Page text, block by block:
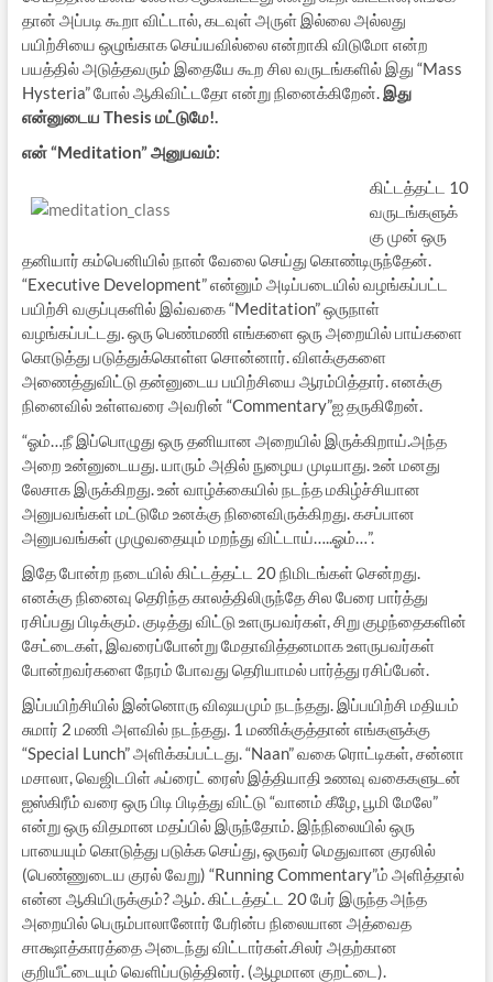
தான் அப்படி கூறா விட்டால், கடவுள் அருள் இல்லை அல்லது
பயிற்சியை ஒழுங்காக செய்யவில்லை என்றாகி விடுமோ என்ற
பயத்தில் அடுத்தவரும் இதையே கூற சில வருடங்களில் இது “Mass
Hysteria” போல் ஆகிவிட்டதோ என்று நினைக்கிறேன்.இது
என்னுடைய Thesis மட்டுமே!.
என் “Meditation” அனுபவம்:
கிட்டத்தட்ட 10
வருடங்களுக்
கு முன் ஒரு
தனியார் கம்பெனியில் நான் வேலை செய்து கொண்டிருந்தேன்.
“Executive Development” என்னும் அடிப்படையில் வழங்கப்பட்ட
பயிற்சி வகுப்புகளில் இவ்வகை “Meditation” ஒருநாள்
வழங்கப்பட்டது. ஒரு பெண்மணி எங்களை ஒரு அறையில் பாய்களை
கொடுத்து படுத்துக்கொள்ள சொன்னார். விளக்குகளை
அணைத்துவிட்டு தன்னுடைய பயிற்சியை ஆரம்பித்தார். எனக்கு
நினைவில் உள்ளவரை அவரின் “Commentary”ஐ தருகிறேன்.
“ஓம்…நீ இப்பொழுது ஒரு தனியான அறையில் இருக்கிறாய்.அந்த
அறை உன்னுடையது. யாரும் அதில் நுழைய முடியாது. உன் மனது
லேசாக இருக்கிறது. உன் வாழ்க்கையில் நடந்த மகிழ்ச்சியான
அனுபவங்கள் மட்டுமே உனக்கு நினைவிருக்கிறது. கசப்பான
அனுபவங்கள் முழுவதையும் மறந்து விட்டாய்…..ஓம்…”.
இதே போன்ற நடையில் கிட்டத்தட்ட 20 நிமிடங்கள் சென்றது.
எனக்கு நினைவு தெரிந்த காலத்திலிருந்தே சில பேரை பார்த்து
ரசிப்பது பிடிக்கும். குடித்து விட்டு உளருபவர்கள், சிறு குழந்தைகளின்
சேட்டைகள், இவரைப்போன்று மேதாவித்தனமாக உளருபவர்கள்
போன்றவர்களை நேரம் போவது தெரியாமல் பார்த்து ரசிப்பேன்.
இப்பயிற்சியில் இன்னொரு விஷயமும் நடந்தது. இப்பயிற்சி மதியம்
சுமார் 2 மணி அளவில் நடந்தது. 1 மணிக்குத்தான் எங்களுக்கு
“Special Lunch” அளிக்கப்பட்டது. “Naan” வகை ரொட்டிகள், சன்னா
மசாலா, வெஜிடபிள் ஃப்ரைட் ரைஸ் இத்தியாதி உணவு வகைகளுடன்
ஐஸ்கிரீம் வரை ஒரு பிடி பிடித்து விட்டு “வானம் கீழே, பூமி மேலே”
என்று ஒரு விதமான மதப்பில் இருந்தோம். இந்நிலையில் ஒரு
பாயையும் கொடுத்து படுக்க செய்து, ஒருவர் மெதுவான குரலில்
(பெண்ணுடைய குரல் வேறு) “Running Commentary”ம் அளித்தால்
என்ன ஆகியிருக்கும்? ஆம். கிட்டத்தட்ட 20 பேர் இருந்த அந்த
அறையில் பெரும்பாலானோர் பேரின்ப நிலையான அத்வைத
சாக்ஷாத்காரத்தை அடைந்து விட்டார்கள்.சிலர் அதற்கான
குறியீட்டையும் வெளிப்படுத்தினர். (ஆழமான குறட்டை).